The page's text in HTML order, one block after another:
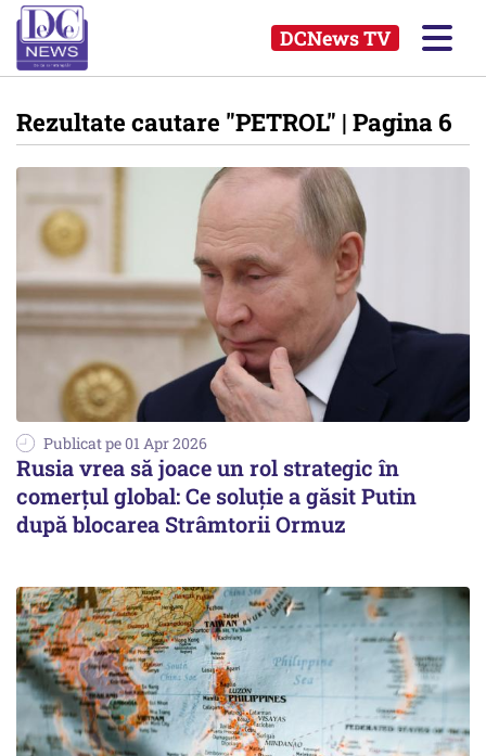
DCNews TV
Rezultate cautare "PETROL" | Pagina 6
Publicat pe 01 Apr 2026
Rusia vrea să joace un rol strategic în
comerțul global: Ce soluție a găsit Putin
după blocarea Strâmtorii Ormuz